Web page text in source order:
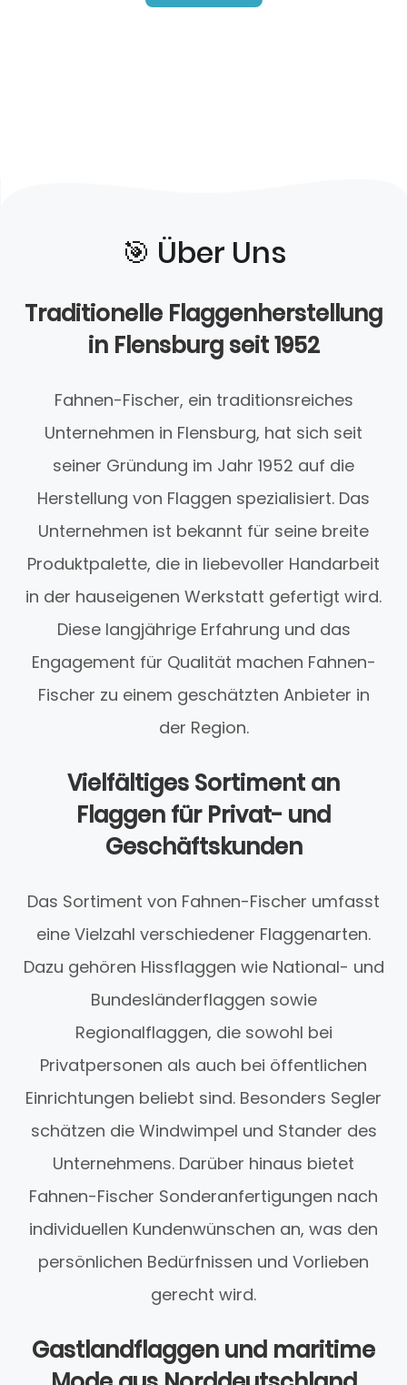
🎯️ Über Uns
Traditionelle Flaggenherstellung
in Flensburg seit 1952
Fahnen-Fischer, ein traditionsreiches
Unternehmen in Flensburg, hat sich seit
seiner Gründung im Jahr 1952 auf die
Herstellung von Flaggen spezialisiert. Das
Unternehmen ist bekannt für seine breite
Produktpalette, die in liebevoller Handarbeit
in der hauseigenen Werkstatt gefertigt wird.
Diese langjährige Erfahrung und das
Engagement für Qualität machen Fahnen-
Fischer zu einem geschätzten Anbieter in
der Region.
Vielfältiges Sortiment an
Flaggen für Privat- und
Geschäftskunden
Das Sortiment von Fahnen-Fischer umfasst
eine Vielzahl verschiedener Flaggenarten.
Dazu gehören Hissflaggen wie National- und
Bundesländerflaggen sowie
Regionalflaggen, die sowohl bei
Privatpersonen als auch bei öffentlichen
Einrichtungen beliebt sind. Besonders Segler
schätzen die Windwimpel und Stander des
Unternehmens. Darüber hinaus bietet
Fahnen-Fischer Sonderanfertigungen nach
individuellen Kundenwünschen an, was den
persönlichen Bedürfnissen und Vorlieben
gerecht wird.
Gastlandflaggen und maritime